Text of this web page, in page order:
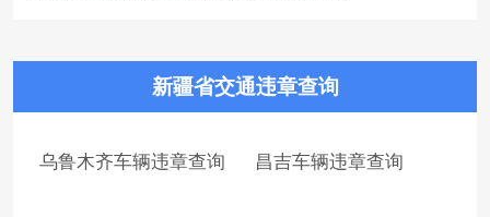
新疆省交通违章查询
乌鲁木齐车辆违章查询 昌吉车辆违章查询